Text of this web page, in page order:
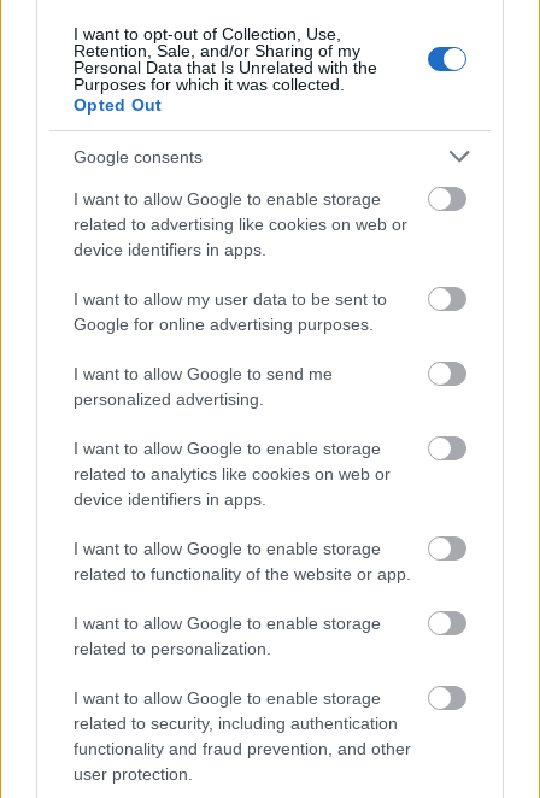
I want to opt-out of Collection, Use,
Retention, Sale, and/or Sharing of my
Personal Data that Is Unrelated with the
Purposes for which it was collected.
Opted Out
Google consents
I want to allow Google to enable storage
related to advertising like cookies on web or
device identifiers in apps.
I want to allow my user data to be sent to
Google for online advertising purposes.
I want to allow Google to send me
personalized advertising.
I want to allow Google to enable storage
related to analytics like cookies on web or
device identifiers in apps.
I want to allow Google to enable storage
related to functionality of the website or app.
I want to allow Google to enable storage
related to personalization.
I want to allow Google to enable storage
related to security, including authentication
functionality and fraud prevention, and other
user protection.
Η κουζίνα διαθέτεινεροχύτη, φούρνο, τετραπλή
εστία υγραερίου, ψυγείο-καταψύκτη, αρκετά
ντουλάπια και τραπεζαρίαγια τέσσερα άτομα.
Ξεχωρίζει επίσης το αναδιπλούμενο παράθυρο
που ανοίγει προς τα έξω, διευκολύνοντας το
σερβίρισμα.
Λειτουργικότητα
Απέναντι από την κουζίνα βρίσκεται το μπάνιο,
στο οποίο η πρόσβασηγίνεται μέσω συρόμενης
πόρτας. Περιλαμβάνειντους με γυάλινη καμπίνα,
νιπτήρα με έπιπλο, τουαλέτα, καθώς και μικρό
χώρο με πλυντήριο-στεγνωτήριο.